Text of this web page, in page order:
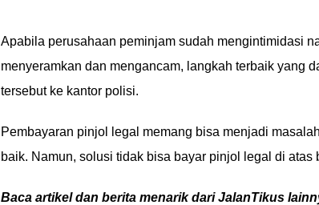
Apabila perusahaan peminjam sudah mengintimidasi
menyeramkan dan mengancam, langkah terbaik yang
tersebut ke kantor polisi.
Pembayaran pinjol legal memang bisa menjadi
baik. Namun, solusi tidak bisa bayar pinjol legal di
Baca artikel dan berita menarik dari JalanTikus